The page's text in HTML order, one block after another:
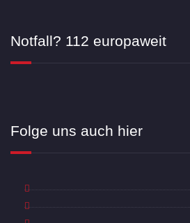
Notfall? 112 europaweit
Folge uns auch hier